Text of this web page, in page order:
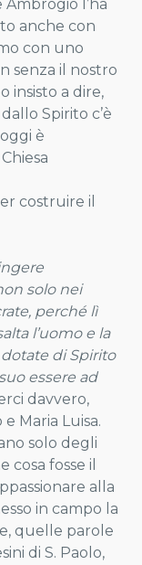
Ambrogio l’ha
anche con
con uno
senza il nostro
insisto a dire,
Spirito c’è
è
costruire il
solo nei
perché lì
l’uomo e la
di Spirito
essere ad
davvero,
Maria Luisa.
solo degli
fosse il
alla
in campo la
quelle parole
di S. Paolo,